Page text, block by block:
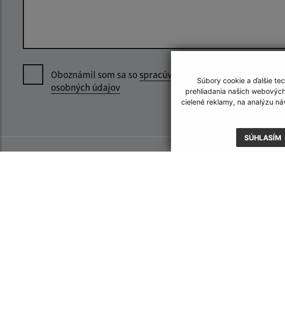
Súbory cookie a ďalšie
prehliadania našich
cielené reklamy, na analýzu
SÚHLASÍM
Oboznámil som sa sospracúvaním
osobných údajov